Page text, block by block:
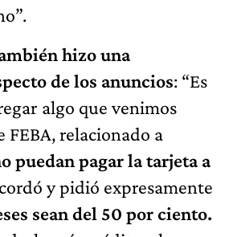
hizo una
de los anuncios: “Es
algo que venimos
relacionado a
puedan pagar la tarjeta a
y pidió expresamente
sean del 50 por ciento.